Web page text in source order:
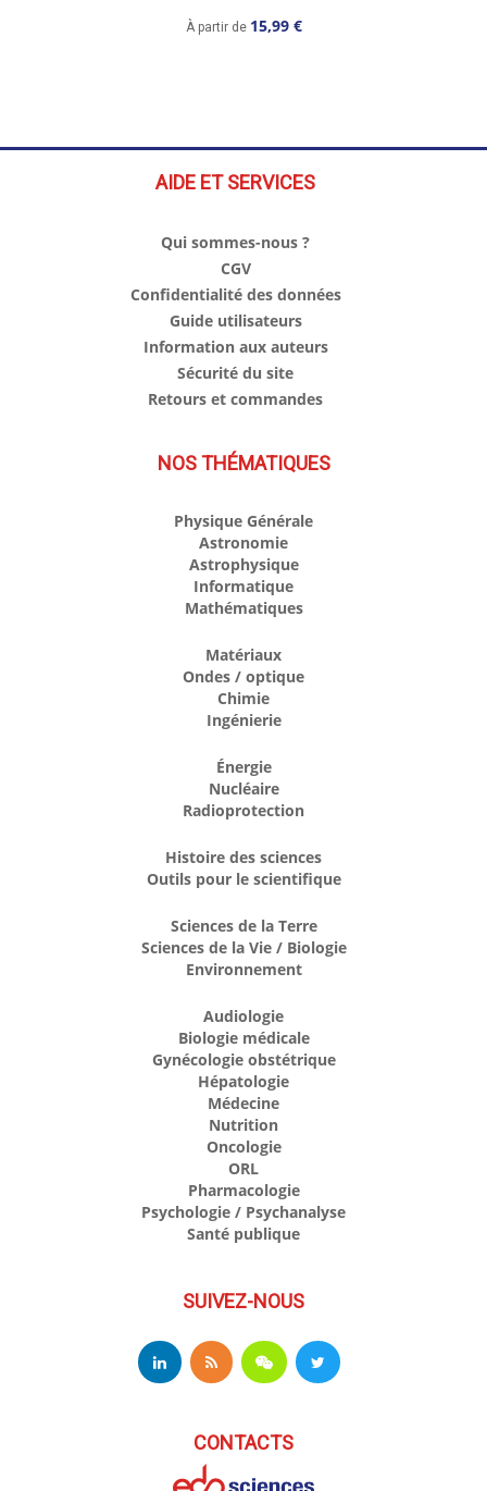
À partir de 15,99 €
AIDE ET SERVICES
Qui sommes-nous ?
CGV
Confidentialité des données
Guide utilisateurs
Information aux auteurs
Sécurité du site
Retours et commandes
NOS THÉMATIQUES
Physique Générale
Astronomie
Astrophysique
Informatique
Mathématiques
Matériaux
Ondes / optique
Chimie
Ingénierie
Énergie
Nucléaire
Radioprotection
Histoire des sciences
Outils pour le scientifique
Sciences de la Terre
Sciences de la Vie / Biologie
Environnement
Audiologie
Biologie médicale
Gynécologie obstétrique
Hépatologie
Médecine
Nutrition
Oncologie
ORL
Pharmacologie
Psychologie / Psychanalyse
Santé publique
SUIVEZ-NOUS
CONTACTS